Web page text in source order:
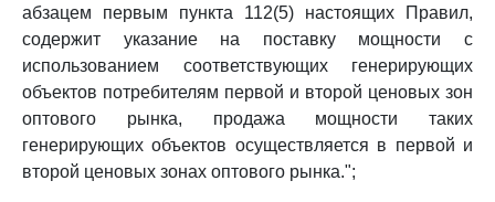
абзацем первым пункта 112(5) настоящих Правил,
содержит указание на поставку мощности с
использованием соответствующих генерирующих
объектов потребителям первой и второй ценовых зон
оптового рынка, продажа мощности таких
генерирующих объектов осуществляется в первой и
второй ценовых зонах оптового рынка.";